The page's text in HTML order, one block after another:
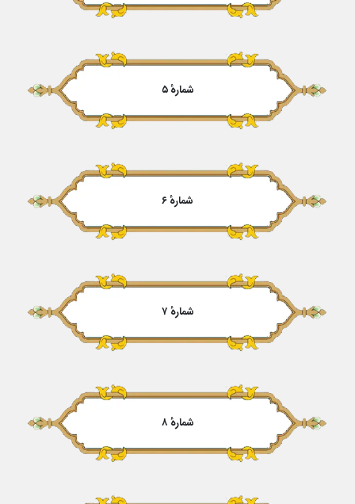
شمارهٔ ۵
شمارهٔ ۶
شمارهٔ ۷
شمارهٔ ۸